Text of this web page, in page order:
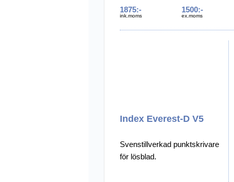
riva bort arkmatningshålen.
om 1000 ark.
1875:-
ink.moms
1500:-
ex.moms
Index Everest-D V5
Svenstillverkad punktskrivare
för lösblad.